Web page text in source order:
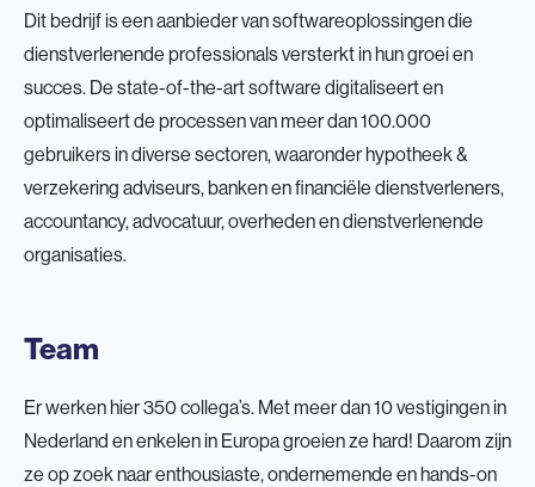
Dit bedrijf is een aanbieder van softwareoplossingen die
dienstverlenende professionals versterkt in hun groei en
succes. De state-of-the-art software digitaliseert en
optimaliseert de processen van meer dan 100.000
gebruikers in diverse sectoren, waaronder hypotheek &
verzekering adviseurs, banken en financiële dienstverleners,
accountancy, advocatuur, overheden en dienstverlenende
organisaties.
Team
Er werken hier 350 collega’s. Met meer dan 10 vestigingen in
Nederland en enkelen in Europa groeien ze hard! Daarom zijn
ze op zoek naar enthousiaste, ondernemende en hands-on